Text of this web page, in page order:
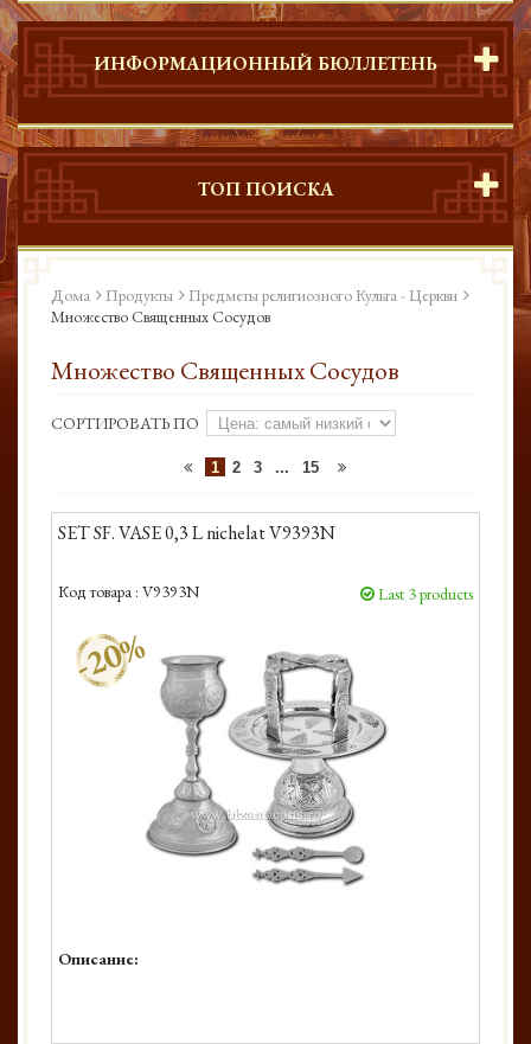
ИНФОРМАЦИОННЫЙ БЮЛЛЕТЕНЬ
ТОП ПОИСКА
Дома Продукты
Предметы религиозного Культа - Церкви
Множество Священных Сосудов
Множество Священных Сосудов
СОРТИРОВАТЬ ПО
1 2 3 ... 15
SET SF. VASE 0,3 L nichelat V9393N
Код товара : V9393N Last 3 products
-20%
Описание: